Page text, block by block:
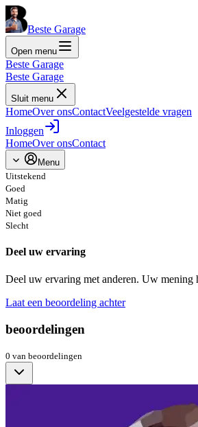
Beste Garage
Open menu
Beste Garage
Beste Garage
Sluit menu
HomeOver onsContactVeelgestelde vragen
Inloggen
HomeOver onsContact
Menu
Uitstekend
Goed
Matig
Niet goed
Slecht
Deel uw ervaring
Deel uw ervaring met anderen. Uw mening
Laat een beoordeling achter
beoordelingen
0 van beoordelingen